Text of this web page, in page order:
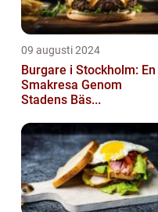
09 augusti 2024
Burgare i Stockholm: En
Smakresa Genom
Stadens Bäs...